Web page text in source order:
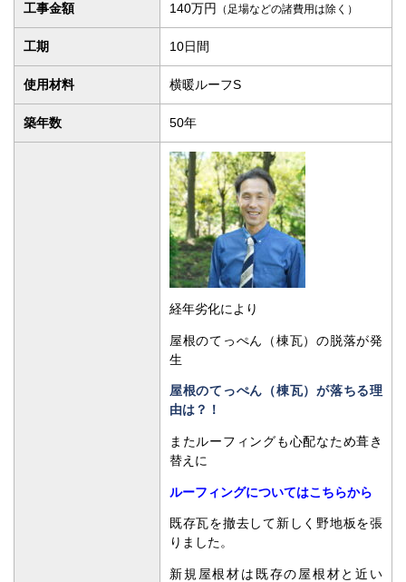
工事金額 140万円 （足場などの諸費用は除く）
工期 10日間
使用材料 横暖ルーフS
築年数 50年
経年劣化により
屋根のてっぺん（棟瓦）の脱落が発
生
屋根のてっぺん（棟瓦）が落ちる理
由は？！
またルーフィングも心配なため葺き
替えに
ルーフィングについてはこちらから
既存瓦を撤去して新しく野地板を張
りました。
新規屋根材は既存の屋根材と近い